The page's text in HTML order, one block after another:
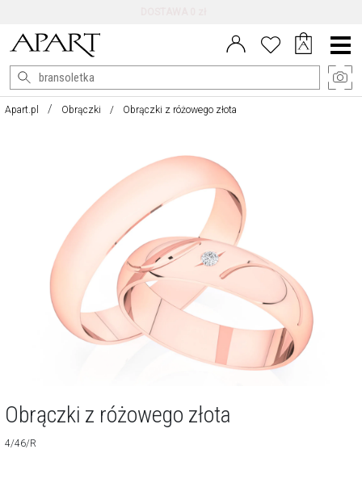
Menu
główne
Apart.pl Obrączki Obrączki z różowego złota
Obrączki z różowego złota
4/46/R